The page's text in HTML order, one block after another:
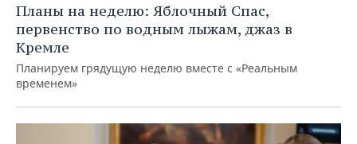
Планы на неделю: Яблочный Спас,
первенство по водным лыжам, джаз в
Кремле
Планируем грядущую неделю вместе с «Реальным
временем»